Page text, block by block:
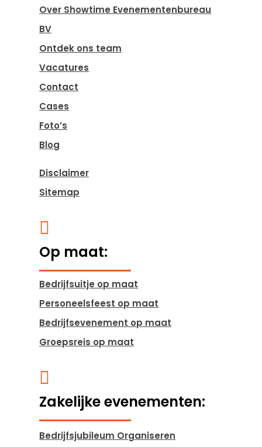
Over Showtime Evenementenbureau
BV
Ontdek ons team
Vacatures
Contact
Cases
Foto’s
Blog
Disclaimer
Sitemap

Op maat:
Bedrijfsuitje op maat
Personeelsfeest op maat
Bedrijfsevenement op maat
Groepsreis op maat

Zakelijke evenementen:
Bedrijfsjubileum Organiseren